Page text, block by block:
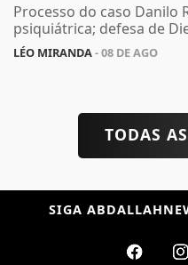
Processo do caso Danilo
psiquiátrica; defesa de
LÉO MIRANDA- 08 DE AGO
TODAS
SIGA